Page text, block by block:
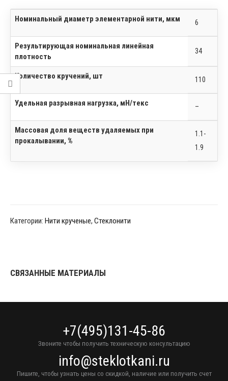
Номинальный диаметр элементарной нити, мкм 6
Результирующая номинальная линейная
плотность
34
Количество кручений, шт 110
Удельная разрывная нагрузка, мН/текс –
Массовая доля веществ удаляемых при
прокалывании, %
1.1-
1.9
Категории: Нити крученые, Стеклонити
СВЯЗАННЫЕ МАТЕРИАЛЫ
+7(495)131-45-86
Звоните чтобы получить техническую консультацию
info@steklotkani.ru
Пишите, чтобы узнать цены со скидкой, наличие или получить счет